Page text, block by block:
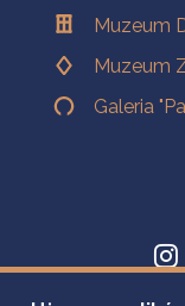
Muzeum
Muzeum
Galeria